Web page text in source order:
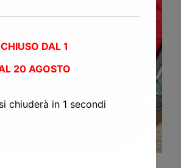
CHIUSO DAL 1
20 AGOSTO
chiuderà in 0 secondi